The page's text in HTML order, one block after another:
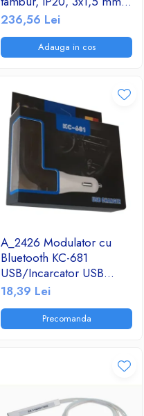
3500W, 50 metri, maner
rosu/negru
236,56 Lei
Adauga in cos
A_2426 Modulator cu
Bluetooth KC-681
USB/Incarcator USB
2.1A/TF/FM Radio
18,39 Lei
Precomanda